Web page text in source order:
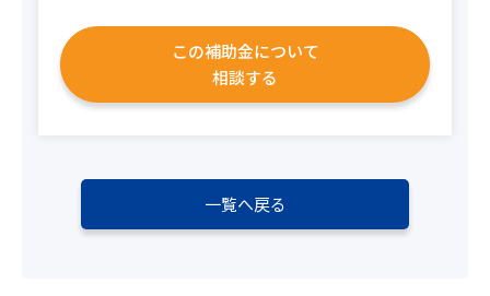
この補助金について
相談する
一覧へ戻る